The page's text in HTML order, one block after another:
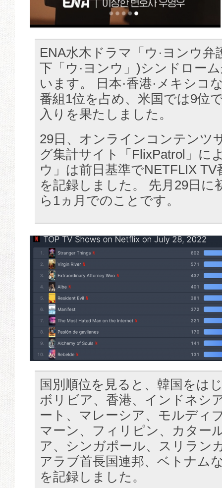
ENA水木ドラマ「ウ·ヨンウ弁
下「ウ·ヨンウ」)シンドロー
います。 日本·香港·メキシコ
番組1位を占め、米国では9位
入りを果たしました。
29日、オンラインコンテンツ
グ集計サイト「FlixPatrol」に
ウ」は前日基準でNETFLIX
を記録しました。 先月29日に
ら1ヵ月でのことです。
国別順位を見ると、韓国をは
ボリビア、香港、インドネシ
ート、マレーシア、モルディ
マーン、フィリピン、カター
ア、シンガポール、スリラン
アラブ首長国連邦、ベトナム
を記録しました。